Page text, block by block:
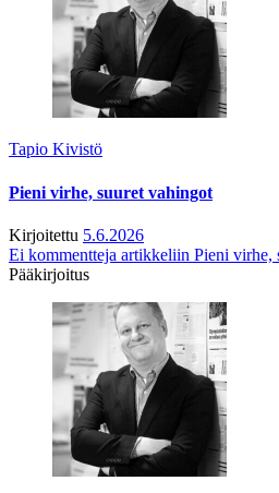
Tapio Kivistö
Pieni virhe, suuret vahingot
Kirjoitettu 5.6.2026
Ei kommentteja artikkeliin Pieni virhe,
Pääkirjoitus